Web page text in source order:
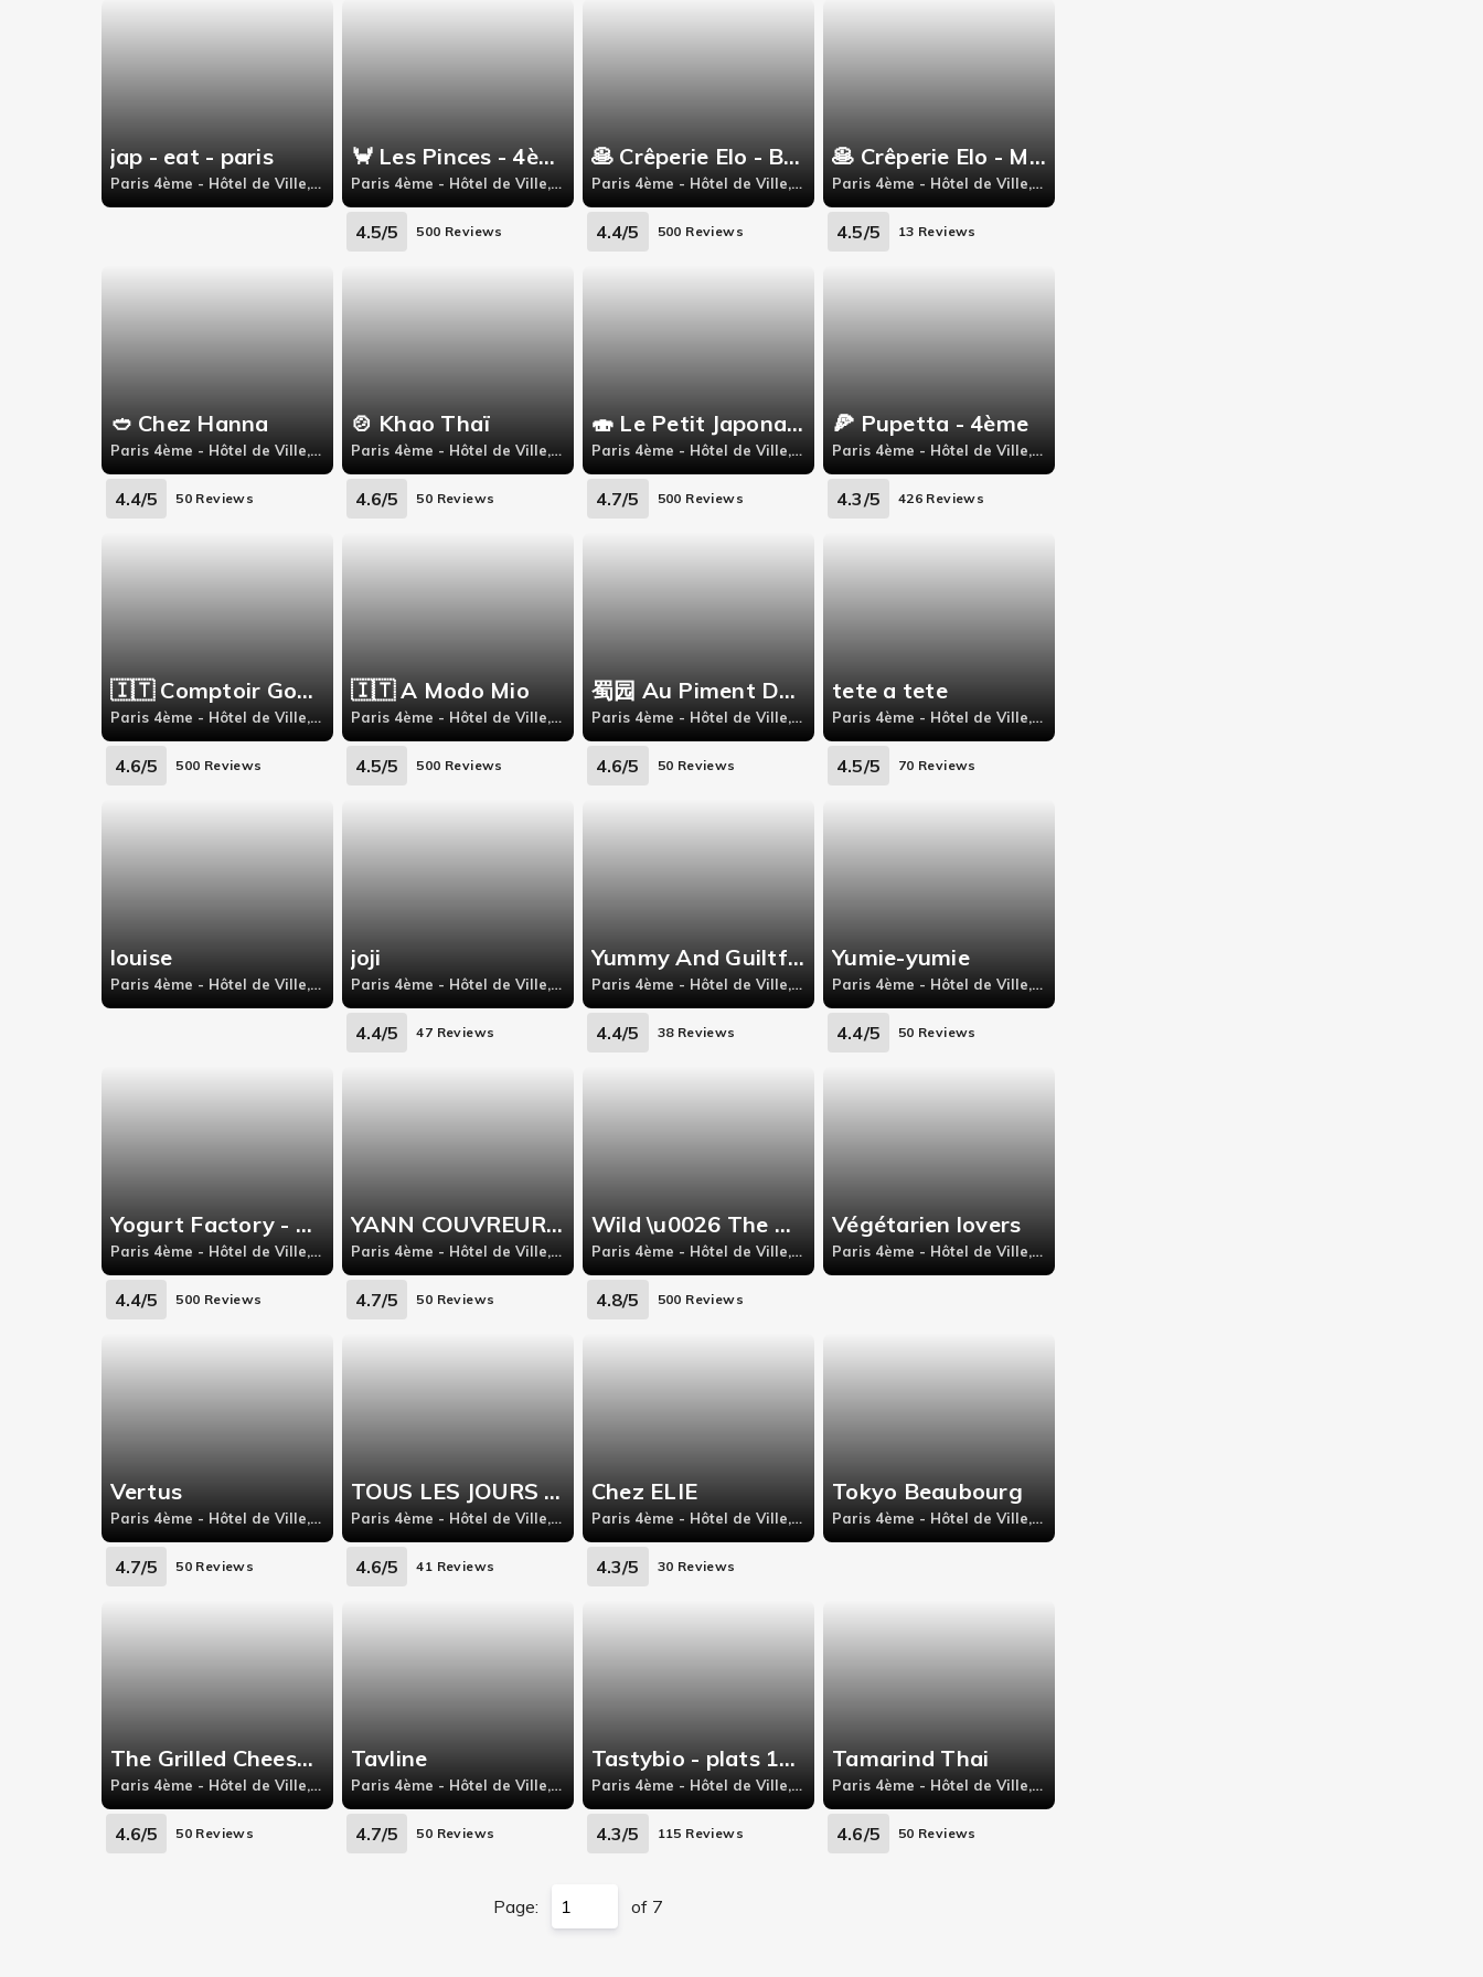
jap - eat - paris
Paris 4ème - Hôtel de Ville, 7 Rue Saint-Antoine 75004 Paris
🦀 Les Pinces - 4ème
Paris 4ème - Hôtel de Ville, 29 Rue du Bourg Tibourg
4.5/5 500 Reviews
🥞 Crêperie Elo - Bastille
Paris 4ème - Hôtel de Ville, 7 rue saint-antoine
4.4/5 500 Reviews
🥞 Crêperie Elo - Marais
Paris 4ème - Hôtel de Ville, 4 rue du temple,75004
4.5/5 13 Reviews
🥙 Chez Hanna
Paris 4ème - Hôtel de Ville, 54 rue des Rosiers
4.4/5 50 Reviews
🍲 Khao Thaï
Paris 4ème - Hôtel de Ville, 10 Rue de Sévigné
4.6/5 50 Reviews
🍣 Le Petit Japonais : Allo Sushi
Paris 4ème - Hôtel de Ville, 13 rue Cloche Perce 75004
4.7/5 500 Reviews
🍕 Pupetta - 4ème
Paris 4ème - Hôtel de Ville, 7 RUE FRANCOIS MIRON
4.3/5 426 Reviews
🇮🇹 Comptoir Gourmet
Paris 4ème - Hôtel de Ville, 51, rue du Temple
4.6/5 500 Reviews
🇮🇹 A Modo Mio
Paris 4ème - Hôtel de Ville, 4 rue de Turenne 75004 Paris
4.5/5 500 Reviews
蜀园 Au Piment Du Centre
Paris 4ème - Hôtel de Ville, 12 boulevard Sebastopol, Paris France,
4.6/5 50 Reviews
tete a tete
Paris 4ème - Hôtel de Ville, 9 rue renard,
4.5/5 70 Reviews
louise
Paris 4ème - Hôtel de Ville, 131 Rue Saint-Martin
joji
Paris 4ème - Hôtel de Ville, 5 rue de turenne,
4.4/5 47 Reviews
Yummy And Guiltfree
Paris 4ème - Hôtel de Ville, 3 Rue du Temple, Paris 75004
4.4/5 38 Reviews
Yumie-yumie
Paris 4ème - Hôtel de Ville, 10 rue de la tacherie
4.4/5 50 Reviews
Yogurt Factory - Marais
Paris 4ème - Hôtel de Ville, 3 rue saint-Merri
4.4/5 500 Reviews
YANN COUVREUR 🦊
Paris 4ème - Hôtel de Ville, 23 rue des Rosiers,Paris 75004
4.7/5 50 Reviews
Wild \u0026 The Moon
Paris 4ème - Hôtel de Ville, 9 rue du Plâtre
4.8/5 500 Reviews
Végétarien lovers
Paris 4ème - Hôtel de Ville, 79 RUE SAINT MARTIN,75004 Paris
Vertus
Paris 4ème - Hôtel de Ville, 67 rue Rambuteau,
4.7/5 50 Reviews
TOUS LES JOURS DIMANCHE
Paris 4ème - Hôtel de Ville, 5 Rue Crillon
4.6/5 41 Reviews
Chez ELIE
Paris 4ème - Hôtel de Ville, 67 rue Rambuteau
4.3/5 30 Reviews
Tokyo Beaubourg
Paris 4ème - Hôtel de Ville, 20 rue des Lombards,
The Grilled Cheese Factory Bastille
Paris 4ème - Hôtel de Ville, 9 rue Jacques Cœur
4.6/5 50 Reviews
Tavline
Paris 4ème - Hôtel de Ville, 25 Rue du Roi de Sicile 75004
4.7/5 50 Reviews
Tastybio - plats 100% bio
Paris 4ème - Hôtel de Ville, 51 rue Quincampoix 75004
4.3/5 115 Reviews
Tamarind Thai
Paris 4ème - Hôtel de Ville, 33 Rue François Miron
4.6/5 50 Reviews
Page: of 7